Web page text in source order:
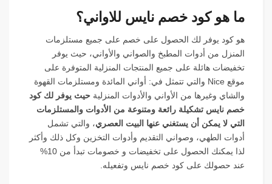
ما هو كود خصم نايس للاواني؟
هو كود يوفر لك الحصول على خصم على جميع مستلزمات
المنزل من أدوات المطبخ والصواني والأواني، حيث يوفر
تخفيضات هائلة على جميع المنتجات المنزلية المتوفرة على
موقع Nice والتي تتمثل في: أواني المائدة ومستلزمات القهوة
والشاي وغيرها من الأواني والأدوات المنزلية حيث يوفر لك كود
خصم نايس تشكيلة رائعة ومتنوعة من الأدوات والمستلزمات
التي لا يمكن أن يستغني عنها البيت العصري، والتي تشمل
أدوات الطهي، وصواني التقديم وأدوات التخزين وكل ذلك وأكثر
لذا يمكنك الحصول على تخفيضات و خصومات تبدأ من 10%
عند حصولك على كود خصم نايس وتفعيله.